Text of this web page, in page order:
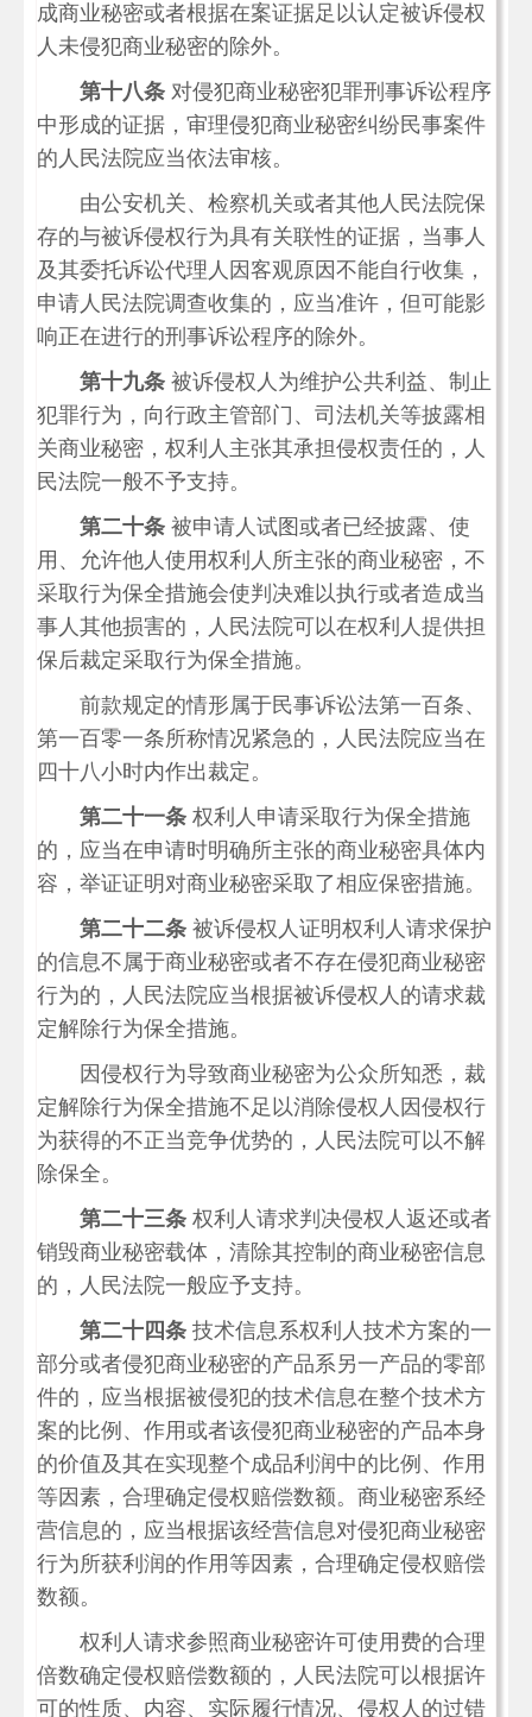
成商业秘密或者根据在案证据足以认定被诉侵权
人未侵犯商业秘密的除外。
第十八条 对侵犯商业秘密犯罪刑事诉讼程序
中形成的证据，审理侵犯商业秘密纠纷民事案件
的人民法院应当依法审核。
由公安机关、检察机关或者其他人民法院保
存的与被诉侵权行为具有关联性的证据，当事人
及其委托诉讼代理人因客观原因不能自行收集，
申请人民法院调查收集的，应当准许，但可能影
响正在进行的刑事诉讼程序的除外。
第十九条 被诉侵权人为维护公共利益、制止
犯罪行为，向行政主管部门、司法机关等披露相
关商业秘密，权利人主张其承担侵权责任的，人
民法院一般不予支持。
第二十条 被申请人试图或者已经披露、使
用、允许他人使用权利人所主张的商业秘密，不
采取行为保全措施会使判决难以执行或者造成当
事人其他损害的，人民法院可以在权利人提供担
保后裁定采取行为保全措施。
前款规定的情形属于民事诉讼法第一百条、
第一百零一条所称情况紧急的，人民法院应当在
四十八小时内作出裁定。
第二十一条 权利人申请采取行为保全措施
的，应当在申请时明确所主张的商业秘密具体内
容，举证证明对商业秘密采取了相应保密措施。
第二十二条 被诉侵权人证明权利人请求保护
的信息不属于商业秘密或者不存在侵犯商业秘密
行为的，人民法院应当根据被诉侵权人的请求裁
定解除行为保全措施。
因侵权行为导致商业秘密为公众所知悉，裁
定解除行为保全措施不足以消除侵权人因侵权行
为获得的不正当竞争优势的，人民法院可以不解
除保全。
第二十三条 权利人请求判决侵权人返还或者
销毁商业秘密载体，清除其控制的商业秘密信息
的，人民法院一般应予支持。
第二十四条 技术信息系权利人技术方案的一
部分或者侵犯商业秘密的产品系另一产品的零部
件的，应当根据被侵犯的技术信息在整个技术方
案的比例、作用或者该侵犯商业秘密的产品本身
的价值及其在实现整个成品利润中的比例、作用
等因素，合理确定侵权赔偿数额。商业秘密系经
营信息的，应当根据该经营信息对侵犯商业秘密
行为所获利润的作用等因素，合理确定侵权赔偿
数额。
权利人请求参照商业秘密许可使用费的合理
倍数确定侵权赔偿数额的，人民法院可以根据许
可的性质、内容、实际履行情况、侵权人的过错